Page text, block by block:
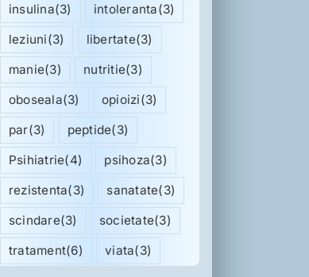
insulina(3) intoleranta(3)
leziuni(3) libertate(3)
manie(3) nutritie(3)
oboseala(3) opioizi(3)
par(3) peptide(3)
Psihiatrie(4) psihoza(3)
rezistenta(3) sanatate(3)
scindare(3) societate(3)
tratament(6) viata(3)